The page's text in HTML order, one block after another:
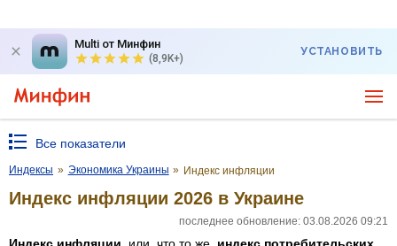
Multi от Минфин
(8,9K+)
УСТАНОВИТЬ
Все показатели
Индексы » Экономика Украины » Индекс инфляции
Индекс инфляции 2026 в Украине
последнее обновление: 03.08.2026 09:21
Индекс инфляции , или, что то же, индекс потребительских